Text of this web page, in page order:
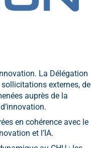
La Délégation
sollicitations externes, de
auprès de la
en cohérence avec le
et l’IA.